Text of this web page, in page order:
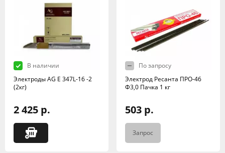
В наличии
Электроды AG E 347L-16 -2
(2кг)
2 425 р.
По запросу
Электрод Ресанта ПРО-46
Ф3,0 Пачка 1 кг
503 р.
Запрос